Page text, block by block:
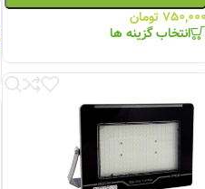
تومان
انتخاب گزینه ها